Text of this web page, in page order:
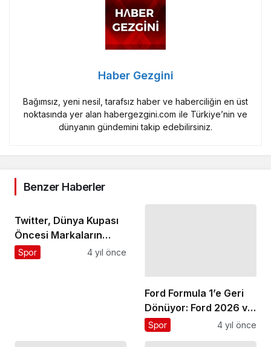
Haber Gezgini
Bağımsız, yeni nesil, tarafsız haber ve haberciliğin en üst
noktasında yer alan habergezgini.com ile Türkiye’nin ve
dünyanın gündemini takip edebilirsiniz.
Benzer Haberler
Twitter, Dünya Kupası
Öncesi Markaların
Bilmesi Gereken
Spor 4 yıl önce
Ford Formula 1’e Geri
Dönüyor: Ford 2026 ve
Sonrası İçin Oracle Red
Spor 4 yıl önce